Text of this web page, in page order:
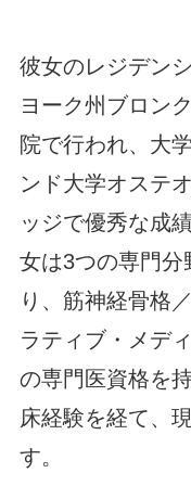
彼女のレジデン
ヨーク州ブロン
院で行われ、大
ンド大学オステ
ッジで優秀な成
女は3つの専門分
り、筋神経骨格
ラティブ・メデ
の専門医資格を
床経験を経て、
す。